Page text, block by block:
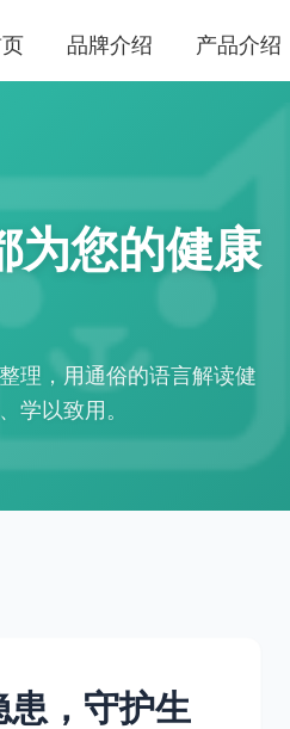
品牌介绍 产品介绍
为您的健康
理，用通俗的语言解读健
学以致用。
患，守护生